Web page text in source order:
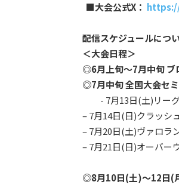
■大会公式X：
配信スケジュールにつ
＜大会日程＞
◎6月上旬〜7月中旬 ブ
◎7月中旬 全国大会セ
- 7月13日(土)リーグ
– 7月14日(日)クラッシ
– 7月20日(土)ヴァロラ
– 7月21日(日)オーバー
◎8月10日(土)〜12日(